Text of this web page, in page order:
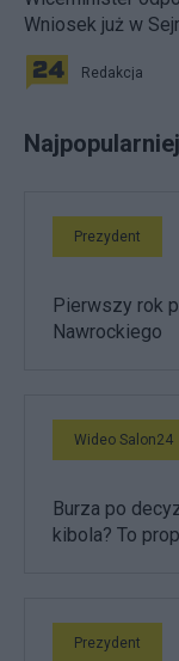
Wniosek już w
Redakcja
Prezydent
Pierwszy rok
Nawrockiego
Wideo Salon24
Burza po
kibola? To
Prezydent